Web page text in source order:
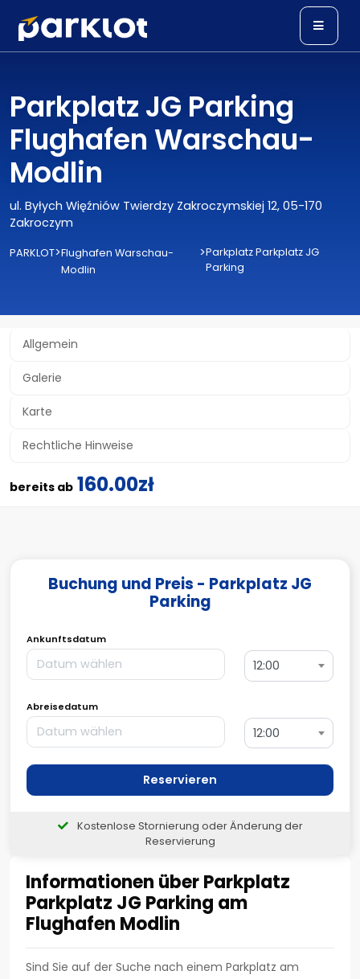
Parkplatz JG Parking
Flughafen Warschau-
Modlin
ul. Byłych Więźniów Twierdzy Zakroczymskiej 12, 05-170
Zakroczym
PARKLOT>Flughafen Warschau-
Modlin
>Parkplatz Parkplatz JG
Parking
Allgemein
Galerie
Karte
Rechtliche Hinweise
bereits ab 160.00zł
Informationen über Parkplatz
Parkplatz JG Parking am
Flughafen Modlin
Sind Sie auf der Suche nach einem Parkplatz am
Buchung und Preis - Parkplatz JG
Parking
Ankunftsdatum
12:00
Abreisedatum
12:00
Reservieren
Kostenlose Stornierung oder Änderung der
Reservierung